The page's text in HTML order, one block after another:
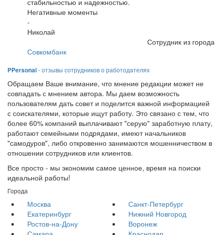
стабильностью и надежностью.
Негативные моменты
-
Николай
Сотрудник из города
Совкомбанк
PPersonal- отзывы сотрудников о работодателях
Обращаем Ваше внимание, что мнение редакции может не
совпадать с мнением автора. Мы даем возможность
пользователям дать совет и поделится важной информацией
с соискателями, которые ищут работу. Это связано с тем, что
более 60% компаний выплачивают "серую" заработную плату,
работают семейными подрядами, имеют начальников
"самодуров", либо откровенно занимаются мошенничеством в
отношении сотрудников или клиентов.
Все просто - мы экономим самое ценное, время на поиски
идеальной работы!
Города
Москва
Санкт-Петербург
Екатеринбург
Нижний Новгород
Ростов-на-Дону
Воронеж